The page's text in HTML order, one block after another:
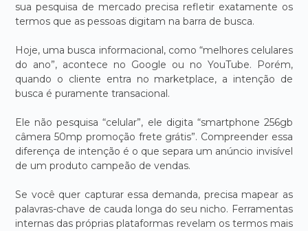
sua pesquisa de mercado precisa refletir exatamente os
termos que as pessoas digitam na barra de busca.
Hoje, uma busca informacional, como “melhores celulares
do ano”, acontece no Google ou no YouTube. Porém,
quando o cliente entra no marketplace, a intenção de
busca é puramente transacional.
Ele não pesquisa “celular”, ele digita “smartphone 256gb
câmera 50mp promoção frete grátis”. Compreender essa
diferença de intenção é o que separa um anúncio invisível
de um produto campeão de vendas.
Se você quer capturar essa demanda, precisa mapear as
palavras-chave de cauda longa do seu nicho. Ferramentas
internas das próprias plataformas revelam os termos mais